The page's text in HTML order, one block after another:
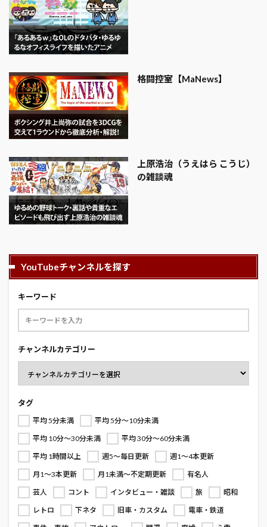
格闘控室【MaNews】
上原浩治（うえはら こうじ）
の雑談魂
YouTubeチャンネルを探す
キーワード
チャンネルカテゴリー
タグ
平均 5分未満
平均 5分～10分未満
平均 10分～30分未満
平均 30分～60分未満
平均 1時間以上
週5～毎日更新
週1～4本更新
月1～3本更新
月1未満～不定期更新
有名人
芸人
コント インタビュー・雑談 旅
昭和
レトロ
下ネタ 旧車・カスタム
電車・鉄道